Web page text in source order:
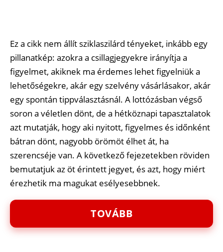
Ez a cikk nem állít sziklaszilárd tényeket, inkább egy
pillanatkép: azokra a csillagjegyekre irányítja a
figyelmet, akiknek ma érdemes lehet figyelniük a
lehetőségekre, akár egy szelvény vásárlásakor, akár
egy spontán tippválasztásnál. A lottózásban végső
soron a véletlen dönt, de a hétköznapi tapasztalatok
azt mutatják, hogy aki nyitott, figyelmes és időnként
bátran dönt, nagyobb örömöt élhet át, ha
szerencséje van. A következő fejezetekben röviden
bemutatjuk az öt érintett jegyet, és azt, hogy miért
érezhetik ma magukat esélyesebbnek.
TOVÁBB